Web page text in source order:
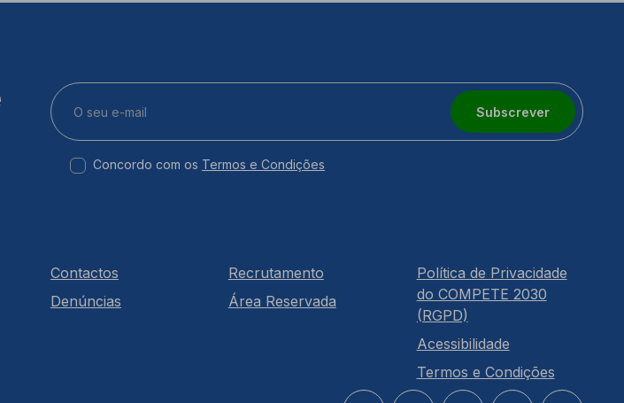
Subscrever
Concordo com os Termos e Condições
Contactos
Denúncias
Recrutamento
Área Reservada
Política de Privacidade
do COMPETE 2030
(RGPD)
Acessibilidade
Termos e Condições